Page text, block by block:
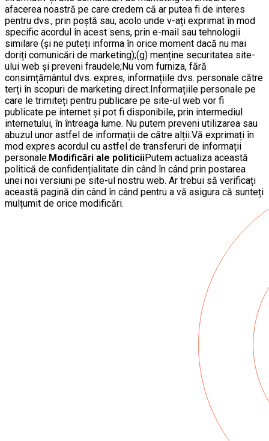
afacerea noastră pe care credem că ar putea fi de interes
pentru dvs., prin poștă sau, acolo unde v-ați exprimat în mod
specific acordul în acest sens, prin e-mail sau tehnologii
similare (și ne puteți informa în orice moment dacă nu mai
doriți comunicări de marketing);(g) menține securitatea site-
ului web și preveni fraudele;Nu vom furniza, fără
consimțământul dvs. expres, informațiile dvs. personale către
terți în scopuri de marketing direct.Informațiile personale pe
care le trimiteți pentru publicare pe site-ul web vor fi
publicate pe internet și pot fi disponibile, prin intermediul
internetului, în întreaga lume. Nu putem preveni utilizarea sau
abuzul unor astfel de informații de către alții.Vă exprimați în
mod expres acordul cu astfel de transferuri de informații
personale.Modificări ale politiciiPutem actualiza această
politică de confidențialitate din când în când prin postarea
unei noi versiuni pe site-ul nostru web. Ar trebui să verificați
această pagină din când în când pentru a vă asigura că sunteți
mulțumit de orice modificări.